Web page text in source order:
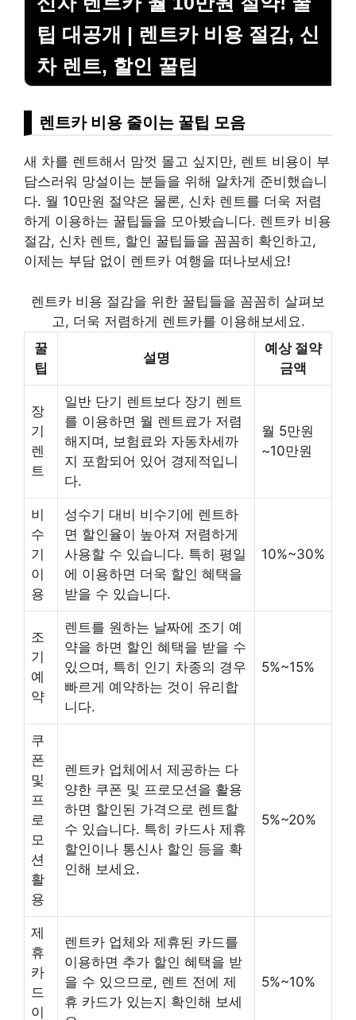
팁 대공개 | 렌트카 비용 절감, 신
차 렌트, 할인 꿀팁
렌트카 비용 줄이는 꿀팁 모음
새 차를 렌트해서 맘껏 몰고 싶지만, 렌트 비용이 부
담스러워 망설이는 분들을 위해 알차게 준비했습니
다. 월 10만원 절약은 물론, 신차 렌트를 더욱 저렴
하게 이용하는 꿀팁들을 모아봤습니다. 렌트카 비용
절감, 신차 렌트, 할인 꿀팁들을 꼼꼼히 확인하고,
이제는 부담 없이 렌트카 여행을 떠나보세요!
렌트카 비용 절감을 위한 꿀팁들을 꼼꼼히 살펴보
고, 더욱 저렴하게 렌트카를 이용해보세요.
꿀
팁
설명
예상 절약
금액
장
기
렌
트
일반 단기 렌트보다 장기 렌트
를 이용하면 월 렌트료가 저렴
해지며, 보험료와 자동차세까
지 포함되어 있어 경제적입니
다.
월 5만원
~10만원
비
수
기
이
용
성수기 대비 비수기에 렌트하
면 할인율이 높아져 저렴하게
사용할 수 있습니다. 특히 평일
에 이용하면 더욱 할인 혜택을
받을 수 있습니다.
10%~30%
조
기
예
약
렌트를 원하는 날짜에 조기 예
약을 하면 할인 혜택을 받을 수
있으며, 특히 인기 차종의 경우
빠르게 예약하는 것이 유리합
니다.
5%~15%
쿠
폰
및
프
로
모
션
활
용
렌트카 업체에서 제공하는 다
양한 쿠폰 및 프로모션을 활용
하면 할인된 가격으로 렌트할
수 있습니다. 특히 카드사 제휴
할인이나 통신사 할인 등을 확
인해 보세요.
5%~20%
제
휴
카
드
이
렌트카 업체와 제휴된 카드를
이용하면 추가 할인 혜택을 받
을 수 있으므로, 렌트 전에 제
휴 카드가 있는지 확인해 보세
5%~10%